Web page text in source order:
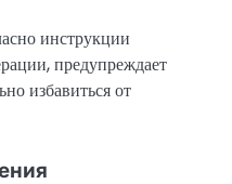
инструкции
предупреждает
избавиться от